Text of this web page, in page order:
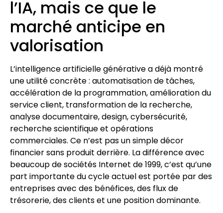
l’IA, mais ce que le
marché anticipe en
valorisation
L’intelligence artificielle générative a déjà montré
une utilité concrète : automatisation de tâches,
accélération de la programmation, amélioration du
service client, transformation de la recherche,
analyse documentaire, design, cybersécurité,
recherche scientifique et opérations
commerciales. Ce n’est pas un simple décor
financier sans produit derrière. La différence avec
beaucoup de sociétés Internet de 1999, c’est qu’une
part importante du cycle actuel est portée par des
entreprises avec des bénéfices, des flux de
trésorerie, des clients et une position dominante.